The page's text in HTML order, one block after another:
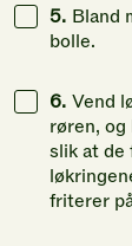
5. Bland
bolle.
6. Vend
røren, og
slik at de
friterer